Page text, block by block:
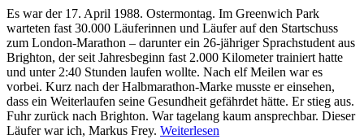
Es war der 17. April 1988. Ostermontag. Im Greenwich Park
warteten fast 30.000 Läuferinnen und Läufer auf den Startschuss
zum London-Marathon – darunter ein 26-jähriger Sprachstudent aus
Brighton, der seit Jahresbeginn fast 2.000 Kilometer trainiert hatte
und unter 2:40 Stunden laufen wollte. Nach elf Meilen war es
vorbei. Kurz nach der Halbmarathon-Marke musste er einsehen,
dass ein Weiterlaufen seine Gesundheit gefährdet hätte. Er stieg aus.
Fuhr zurück nach Brighton. War tagelang kaum ansprechbar. Dieser
Läufer war ich, Markus Frey. Weiterlesen